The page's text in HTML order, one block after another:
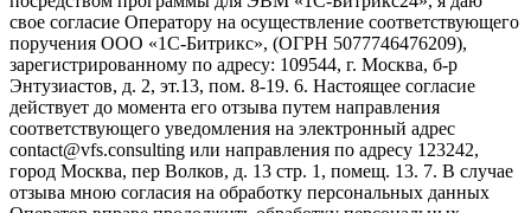
свое согласие Оператору на осуществление соответствующего
поручения ООО «1С-Битрикс», (ОГРН 5077746476209),
зарегистрированному по адресу: 109544, г. Москва, б-р
Энтузиастов, д. 2, эт.13, пом. 8-19. 6. Настоящее согласие
действует до момента его отзыва путем направления
соответствующего уведомления на электронный адрес
contact@vfs.consulting или направления по адресу 123242,
город Москва, пер Волков, д. 13 стр. 1, помещ. 13. 7. В случае
отзыва мною согласия на обработку персональных данных